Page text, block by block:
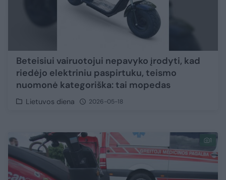
Beteisiui vairuotojui nepavyko įrodyti, kad
riedėjo elektriniu paspirtuku, teismo
nuomonė kategoriška: tai mopedas
Lietuvos diena 2026-05-18
1